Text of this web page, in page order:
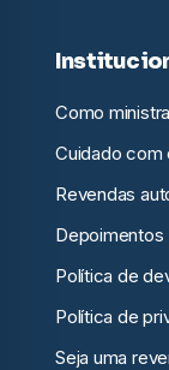
Como
Cuidado com
Revendas
Depoimentos
Política de
Política de
Seja uma